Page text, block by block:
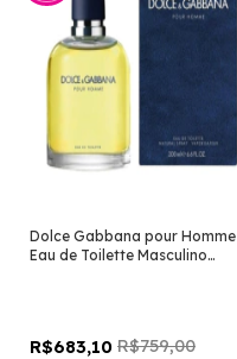
Dolce Gabbana pour Homme
Eau de Toilette Masculino
R$683,10 R$759,00